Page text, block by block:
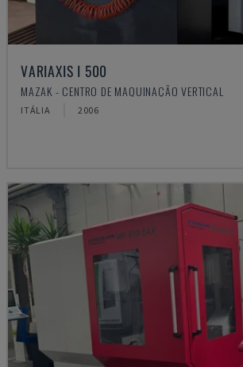
VARIAXIS I 500
MAZAK - CENTRO DE MAQUINAÇÃO VERTICAL
ITÁLIA 2006